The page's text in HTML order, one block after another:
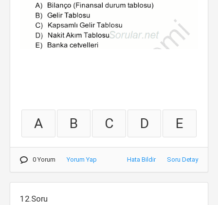
A B C D E
0 Yorum Yorum Yap Hata Bildir Soru Detay
12.Soru